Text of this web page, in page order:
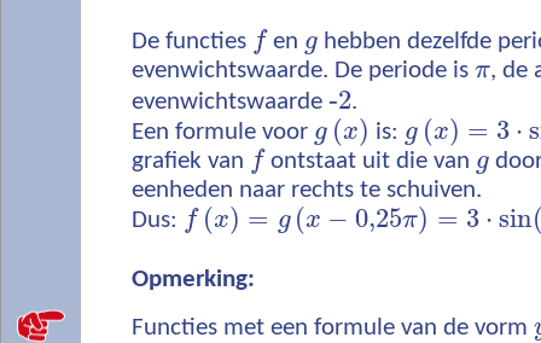
De functies f en g hebben dezelfde
evenwichtswaarde. De periode is π, de
evenwichtswaarde ‐2.
Een formule voor g (x) is: g (x) = 3 ⋅
grafiek van f ontstaat uit die van g
eenheden naar rechts te schuiven.
Dus: f (x) = g (x − 0,25π) = 3 ⋅ sin
Opmerking:
Functies met een formule van de vorm